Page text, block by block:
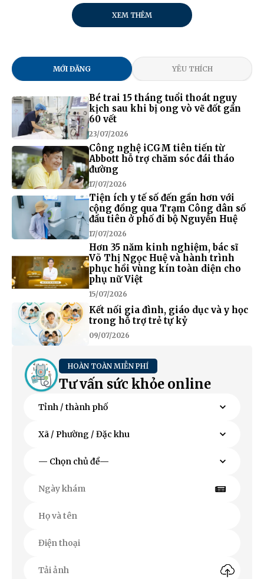
XEM THÊM
MỚI ĐĂNG YÊU THÍCH
Bé trai 15 tháng tuổi thoát nguy
kịch sau khi bị ong vò vẽ đốt gần
60 vết
23/07/2026
Công nghệ iCGM tiên tiến từ
Abbott hỗ trợ chăm sóc đái tháo
đường
17/07/2026
Tiện ích y tế số đến gần hơn với
cộng đồng qua Trạm Công dân số
đầu tiên ở phố đi bộ Nguyễn Huệ
17/07/2026
Hơn 35 năm kinh nghiệm, bác sĩ
Võ Thị Ngọc Huệ và hành trình
phục hồi vùng kín toàn diện cho
phụ nữ Việt
15/07/2026
Kết nối gia đình, giáo dục và y học
trong hỗ trợ trẻ tự kỷ
09/07/2026
HOÀN TOÀN MIỄN PHÍ
Tư vấn sức khỏe online